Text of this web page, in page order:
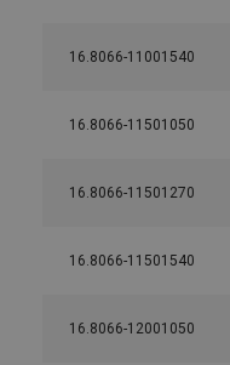
16.8066-11001540
16.8066-11501050
16.8066-11501270
16.8066-11501540
16.8066-12001050